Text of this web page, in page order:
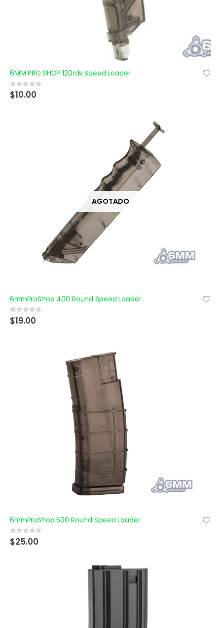
6MM PRO SHOP 120rds Speed Loader
0out of 5
$10.00
AGOTADO
6mmProShop 400 Round Speed Loader
0out of 5
$19.00
6mmProShop 500 Round Speed Loader
0out of 5
$25.00